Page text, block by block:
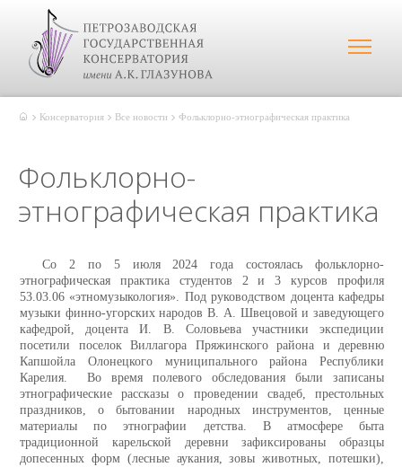
Консерватория Все новости Фольклорно-этнографическая практика
Фольклорно-
этнографическая практика
Со 2 по 5 июля 2024 года состоялась фольклорно-
этнографическая практика студентов 2 и 3 курсов профиля
53.03.06 «этномузыкология». Под руководством доцента кафедры
музыки финно-угорских народов В. А. Швецовой и заведующего
кафедрой, доцента И. В. Соловьева участники экспедиции
посетили поселок Виллагора Пряжинского района и деревню
Капшойла Олонецкого муниципального района Республики
Карелия. Во время полевого обследования были записаны
этнографические рассказы о проведении свадеб, престольных
праздников, о бытовании народных инструментов, ценные
материалы по этнографии детства. В атмосфере быта
традиционной карельской деревни зафиксированы образцы
допесенных форм (лесные аукания, зовы животных, потешки),